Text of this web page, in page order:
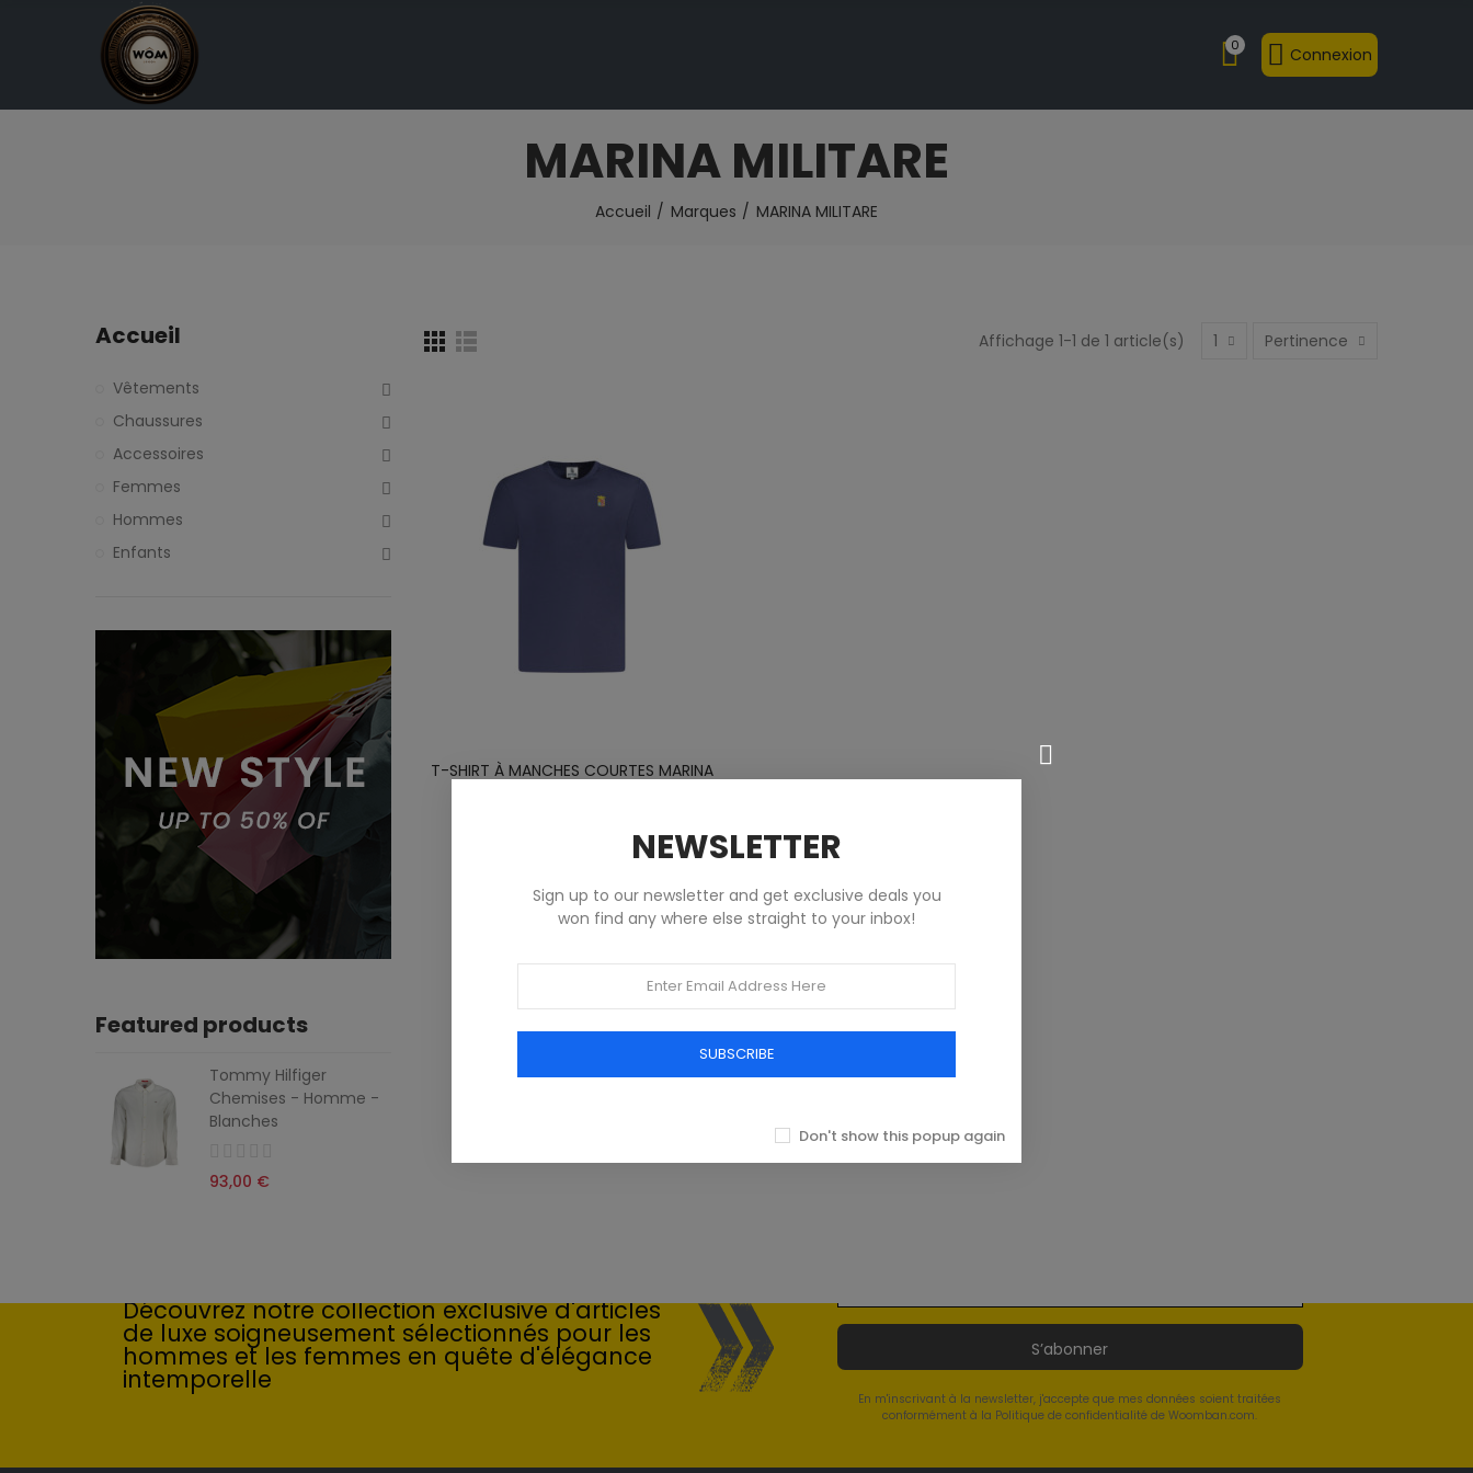
0 Connexion
MARINA MILITARE
Accueil Marques MARINA MILITARE
Affichage 1-1 de 1 article(s) 1 Pertinence
T-SHIRT À MANCHES COURTES MARINA
50,00 €
Accueil
Vêtements
Chaussures
Accessoires
Femmes
Hommes
Enfants
Featured products
Tommy Hilfiger
Chemises - Homme -
Blanches
93,00 €
Découvrez notre collection exclusive d'articles
de luxe soigneusement sélectionnés pour les
hommes et les femmes en quête d'élégance
intemporelle
S’abonner
En m'inscrivant à la newsletter, j'accepte que mes données soient traitées
conformément à la Politique de confidentialité de Woomban.com.
NEWSLETTER
Sign up to our newsletter and get exclusive deals you
won find any where else straight to your inbox!
SUBSCRIBE
Don't show this popup again